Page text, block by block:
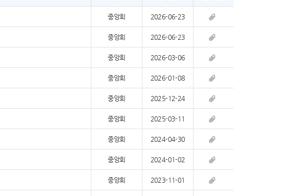
중앙회 2026-06-23
중앙회 2026-06-23
중앙회 2026-03-06
중앙회 2026-01-08
중앙회 2025-12-24
중앙회 2025-03-11
중앙회 2024-04-30
중앙회 2024-01-02
중앙회 2023-11-01